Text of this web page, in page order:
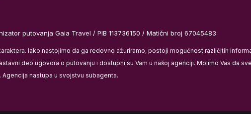
putovanja Gaia Travel / PIB 113736150 / Matični broj 67045483
Iako nastojimo da ga redovno ažuriramo, postoji mogućnost različitih
deo ugovora o putovanju i dostupni su Vam u našoj agenciji. Molimo Vas da
Agencija nastupa u svojstvu subagenta.